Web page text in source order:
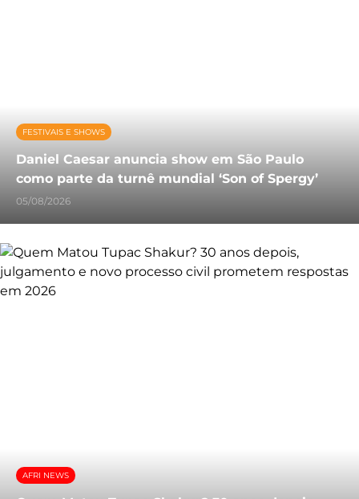
FESTIVAIS E SHOWS
Daniel Caesar anuncia show em São Paulo
como parte da turnê mundial ‘Son of Spergy’
05/08/2026
AFRI NEWS